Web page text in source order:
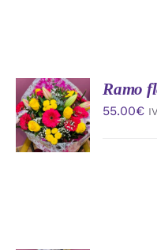
AÑADIR
AL
CARRITO
/
DETALLES
Ramo
55.00€